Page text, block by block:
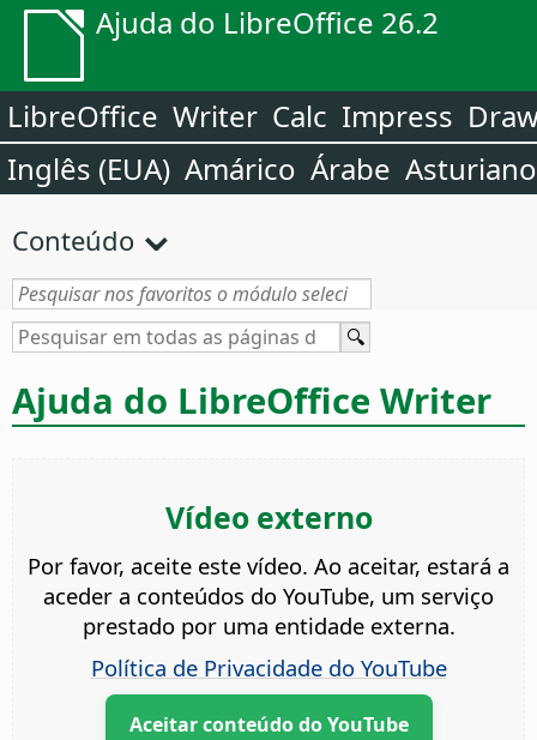
Ajuda do LibreOffice 26.2
LibreOffice Writer Calc Impress
Inglês (EUA) Amárico Árabe Asturiano
Conteúdo
Ajuda do LibreOffice Writer
Vídeo externo
Por favor, aceite este vídeo. Ao aceitar, estará a
aceder a conteúdos do YouTube, um serviço
prestado por uma entidade externa.
Política de Privacidade do YouTube
Aceitar conteúdo do YouTube